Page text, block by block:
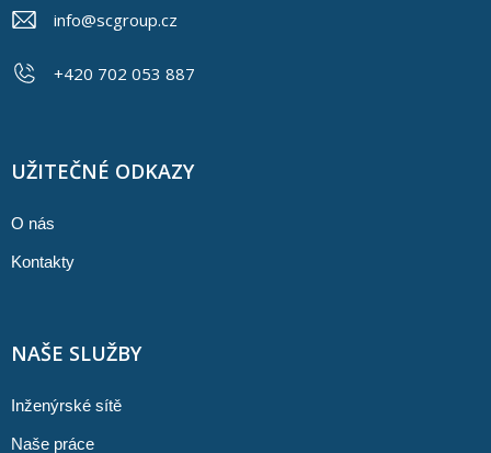
info@scgroup.cz
+420 702 053 887
NAŠE SLUŽBY
UŽITEČNÉ ODKAZY
Inženýrské sítě
Naše práce
O nás
Kontakty